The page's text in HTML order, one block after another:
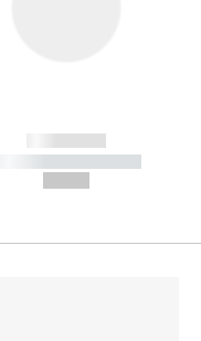
------------
----------- -----------